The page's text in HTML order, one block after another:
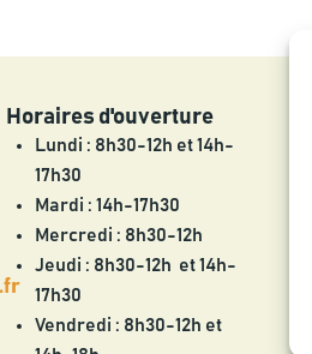
Horaires d'ouverture
Lundi : 8h30-12h et 14h-
17h30
Mardi : 14h-17h30
Mercredi : 8h30-12h
Jeudi : 8h30-12h et 14h-
17h30
Vendredi : 8h30-12h et